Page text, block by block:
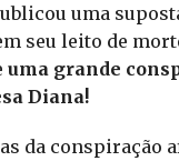
uma
seu leito de
uma grande
Diana!
da conspiração